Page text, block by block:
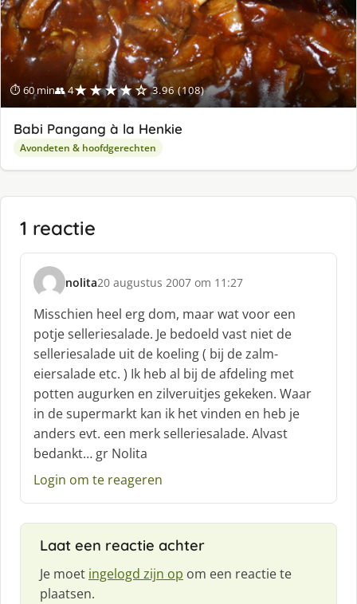
⏱ 60 min👥 4★★★★☆ 3.96 (108)
Babi Pangang à la Henkie
Avondeten & hoofdgerechten
1 reactie
nolita
s
c
h
r
e
e
f
:
20 augustus 2007 om 11:27
Misschien heel erg dom, maar wat voor een
potje selleriesalade. Je bedoeld vast niet de
selleriesalade uit de koeling ( bij de zalm-
eiersalade etc. ) Ik heb al bij de afdeling met
potten augurken en zilveruitjes gekeken. Waar
in de supermarkt kan ik het vinden en heb je
anders evt. een merk selleriesalade. Alvast
bedankt… gr Nolita
Login om te reageren
Laat een reactie achter
Je moet ingelogd zijn op om een reactie te
plaatsen.